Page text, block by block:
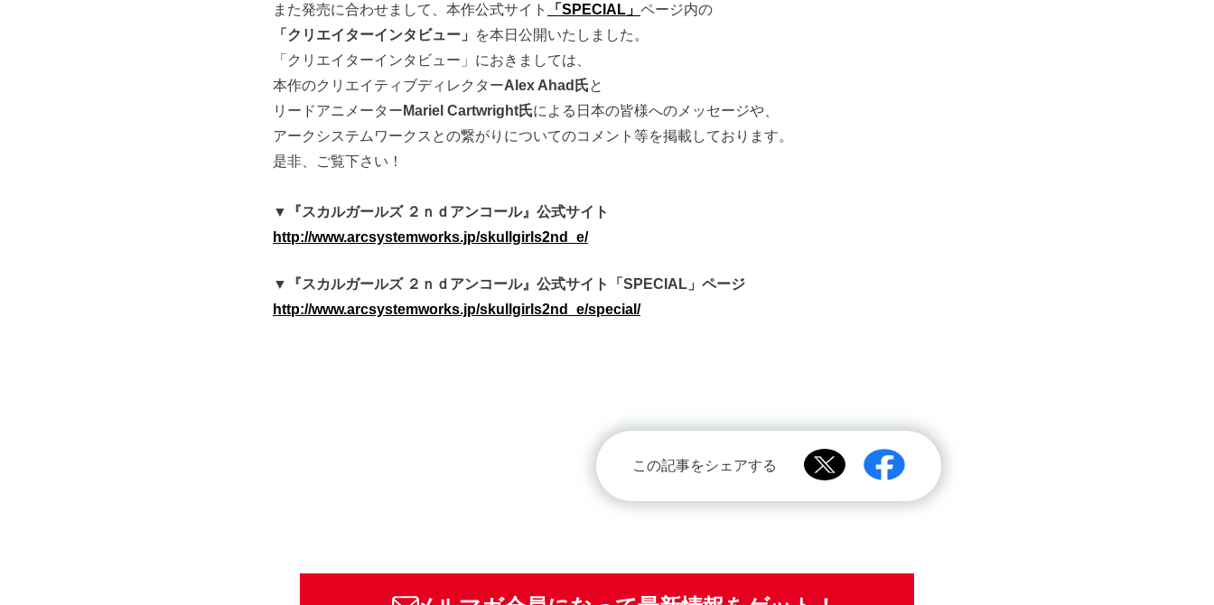
また発売に合わせまして、本作公式サイト 「SPECIAL」 ページ内の
「クリエイターインタビュー」
を本日公開いたしました。
「クリエイターインタビュー」におきましては、
本作のクリエイティブディレクターAlex Ahad氏と
リードアニメーター Mariel Cartwright氏による日本の皆様へのメッセージや、
アークシステムワークスとの繋がりについてのコメント等を掲載しております。
是非、ご覧下さい！
▼『スカルガールズ ２ｎｄアンコール』公式サイト
http://www.arcsystemworks.jp/skullgirls2nd_e/
▼『スカルガールズ ２ｎｄアンコール』公式サイト「SPECIAL」ページ
http://www.arcsystemworks.jp/skullgirls2nd_e/special/
この記事をシェアする